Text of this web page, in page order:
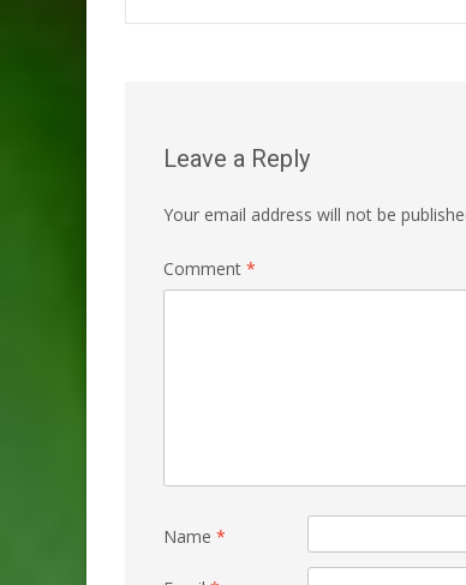
Leave a Reply
Your email address will not be
Comment *
Name *